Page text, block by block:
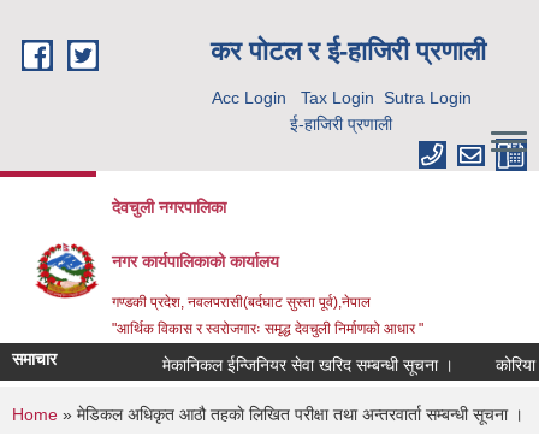
कर पाेटल र ई-हाजिरी प्रणाली
Acc Login Tax Login Sutra Login
ई-हाजिरी प्रणाली
देवचुली नगरपालिका
नगर कार्यपालिकाको कार्यालय
गण्डकी प्रदेश, नवलपरासी(बर्दघाट सुस्ता पूर्व),नेपाल
"आर्थिक विकास र स्वरोजगारः समृद्ध देवचुली निर्माणको आधार "
समाचार मेकानिकल ईन्जिनियर सेवा खरिद सम्बन्धी सूचना । कोरिया
You are here
Home » मेडिकल अधिकृत आठौ तहकाे लिखित परीक्षा तथा अन्तरवार्ता सम्बन्धी सूचना ।